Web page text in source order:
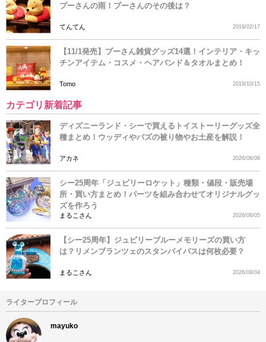
プーさんの雨！プーさんのその後は？
てんてん 2018/02/17
【11/1発売】プーさん雑貨グッズ14選！インテリア・キッ
チンアイテム・コスメ・ヘアバンド＆タオルまとめ！
Tomo 2019/10/15
カテゴリ新着記事
ディズニーランド・シーで買えるトイストーリーグッズ全
種まとめ！ウッディやバズの被り物やお土産を解説！
アカネ 2026/08/06
シー25周年「ジュビリーロケット」種類・値段・販売場
所・買い方まとめ！パーツを組み合わせてオリジナルグッ
ズを作ろう
まるこさん 2026/08/05
【シー25周年】ジュビリーブルーメモリーズの買い方
は？リメンブランツェのスタンバイパスは何枚必要？
まるこさん 2026/08/04
ライタープロフィール
mayuko